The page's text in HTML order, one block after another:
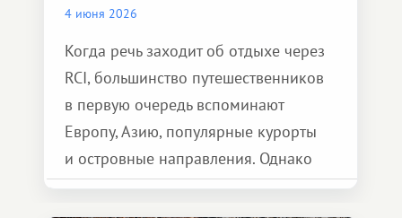
4 июня 2026
Когда речь заходит об отдыхе через
RCI, большинство путешественников
в первую очередь вспоминают
Европу, Азию, популярные курорты
и островные направления. Однако
возможности обменной системы
значительно шире. Среди них есть